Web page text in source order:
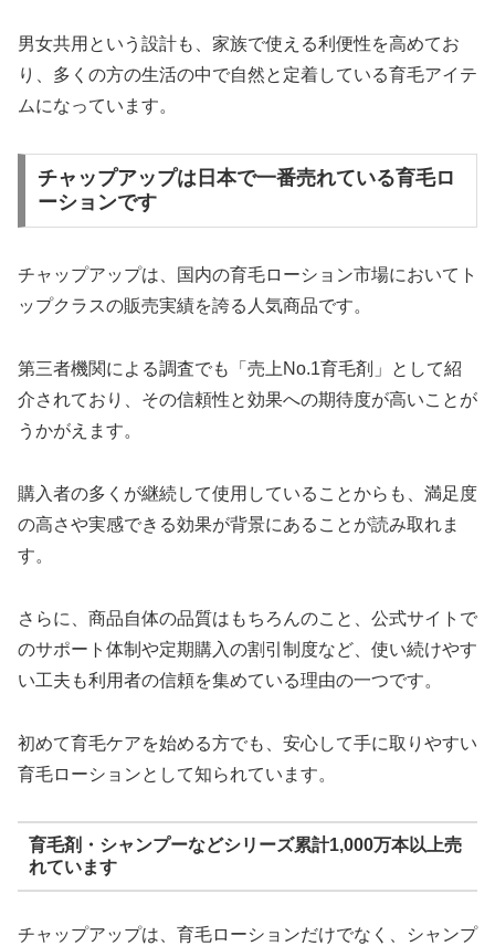
男女共用という設計も、家族で使える利便性を高めてお
り、多くの方の生活の中で自然と定着している育毛アイテ
ムになっています。
チャップアップは日本で一番売れている育毛ロ
ーションです
チャップアップは、国内の育毛ローション市場においてト
ップクラスの販売実績を誇る人気商品です。
第三者機関による調査でも「売上No.1育毛剤」として紹
介されており、その信頼性と効果への期待度が高いことが
うかがえます。
購入者の多くが継続して使用していることからも、満足度
の高さや実感できる効果が背景にあることが読み取れま
す。
さらに、商品自体の品質はもちろんのこと、公式サイトで
のサポート体制や定期購入の割引制度など、使い続けやす
い工夫も利用者の信頼を集めている理由の一つです。
初めて育毛ケアを始める方でも、安心して手に取りやすい
育毛ローションとして知られています。
育毛剤・シャンプーなどシリーズ累計1,000万本以上売
れています
チャップアップは、育毛ローションだけでなく、シャンプ